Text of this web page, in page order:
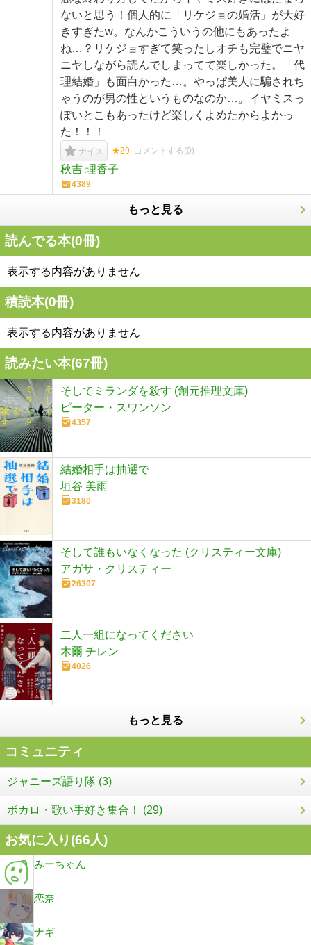
ないと思う！個人的に「リケジョの婚活」が大好
きすぎたw。なんかこういうの他にもあったよ
ね…？リケジョすぎて笑ったしオチも完璧でニヤ
ニヤしながら読んでしまってて楽しかった。「代
理結婚」も面白かった…。やっぱ美人に騙されち
ゃうのが男の性というものなのか…。イヤミスっ
ぽいとこもあったけど楽しくよめたからよかっ
た！！！
ナイス ★29 コメントする(0)
秋吉 理香子
4389
もっと見る
読んでる本(0冊)
表示する内容がありません
積読本(0冊)
表示する内容がありません
読みたい本(67冊)
そしてミランダを殺す (創元推理文庫)
ピーター・スワンソン
4357
結婚相手は抽選で
垣谷 美雨
3180
そして誰もいなくなった (クリスティー文庫)
アガサ・クリスティー
26307
二人一組になってください
木爾 チレン
4026
もっと見る
コミュニティ
ジャニーズ語り隊 (3)
ボカロ・歌い手好き集合！ (29)
お気に入り(66人)
みーちゃん
恋奈
ナギ